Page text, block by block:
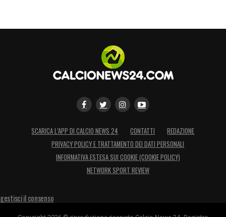
SCARICA L’APP DI CALCIO NEWS 24 CONTATTI
REDAZIONE
PRIVACY POLICY E TRATTAMENTO DEI DATI PERSONALI
INFORMATIVA ESTESA SUI COOKIE (COOKIE POLICY)
NETWORK SPORT REVIEW
gestisci il consenso